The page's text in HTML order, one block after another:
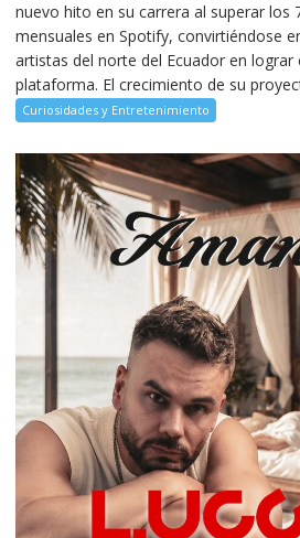
nuevo hito en su carrera al superar los
mensuales en Spotify, convirtiéndose
artistas del norte del Ecuador en
plataforma. El crecimiento de su
Curiosidades y Entretenimiento